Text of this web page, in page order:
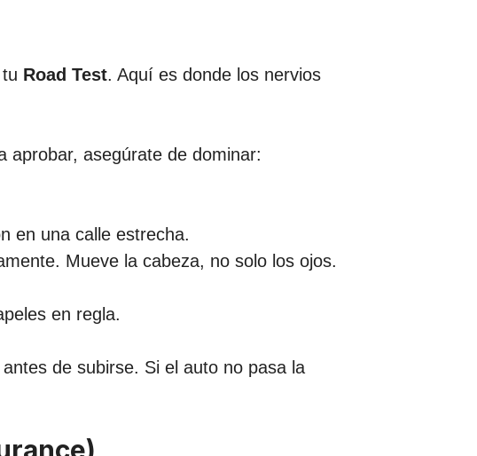
Road Test. Aquí es donde los nervios
aprobar, asegúrate de dominar:
en una calle estrecha.
Mueve la cabeza, no solo los ojos.
en regla.
de subirse. Si el auto no pasa la